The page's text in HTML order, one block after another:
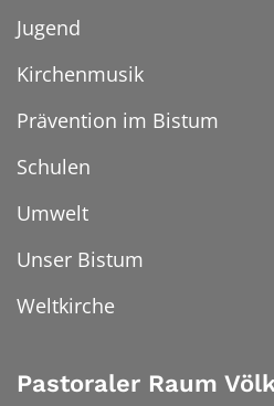
Jugend
Kirchenmusik
Prävention im Bistum
Schulen
Umwelt
Unser Bistum
Weltkirche
Pastoraler Raum